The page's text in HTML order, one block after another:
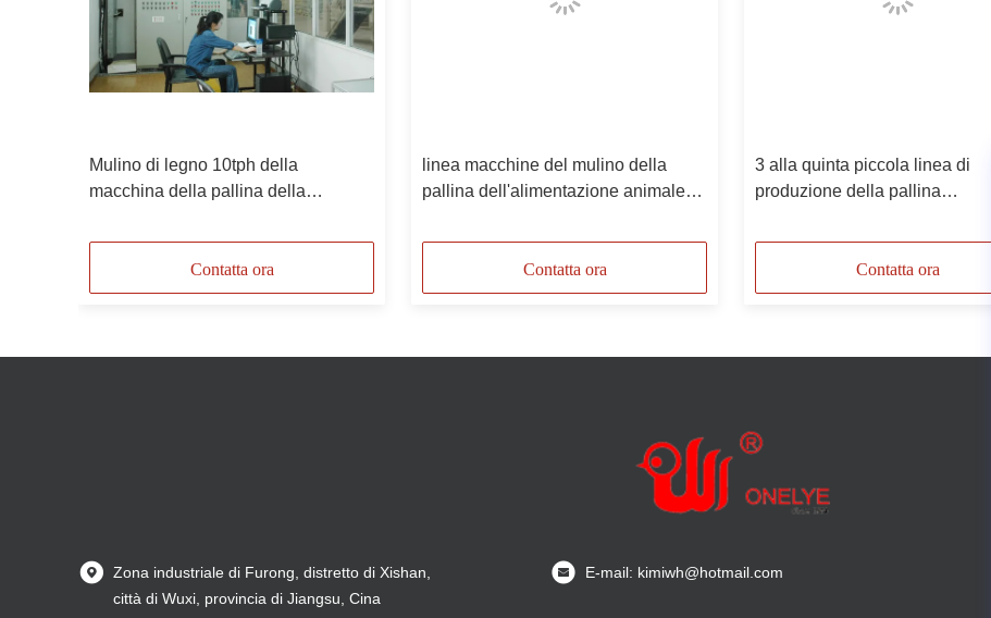
Mulino di legno 10tph della
macchina della pallina della
Contatta ora
linea macchine del mulino della
pallina dell'alimentazione animale
di 1,5
Contatta ora
3 alla quinta piccola linea di
produzione della pallina
animale della pallina
dell'alimentazione del bestiame
Contatta ora
Zona industriale di Furong, distretto di Xishan,
città di Wuxi, provincia di Jiangsu, Cina
E-mail: kimiwh@hotmail.com